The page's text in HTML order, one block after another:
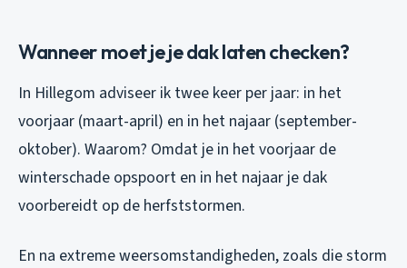
Wanneer moet je je dak laten checken?
In Hillegom adviseer ik twee keer per jaar: in het
voorjaar (maart-april) en in het najaar (september-
oktober). Waarom? Omdat je in het voorjaar de
winterschade opspoort en in het najaar je dak
voorbereidt op de herfststormen.
En na extreme weersomstandigheden, zoals die storm